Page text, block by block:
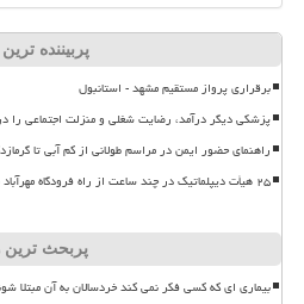
پربیننده ترین
برقراری پرواز مستقیم مشهد - استانبول
پزشکی دیگر درآمد، رضایت شغلی و منزلت اجتماعی را
راهنمای حضور ایمن در مراسم طولانی از کم آبی تا
۲۵ هیأت دیپلماتیک در چند ساعت از راه فرودگاه مهرآباد پذیرش شدند
پربحث ترین
بیماری ای که کسی فکر نمی کند خردسالان به آن مبتلا